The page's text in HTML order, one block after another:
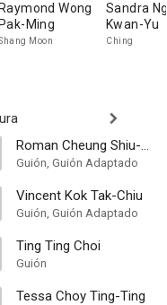
Raymond Wong
Pak-Ming
Moon
Sandra
Kwan-Yu
Ching
Roman Cheung Shiu-Lun
Guión, Guión Adaptado
Vincent Kok Tak-Chiu
Guión, Guión Adaptado
Ting Ting Choi
Guión
Tessa Choy Ting-Ting